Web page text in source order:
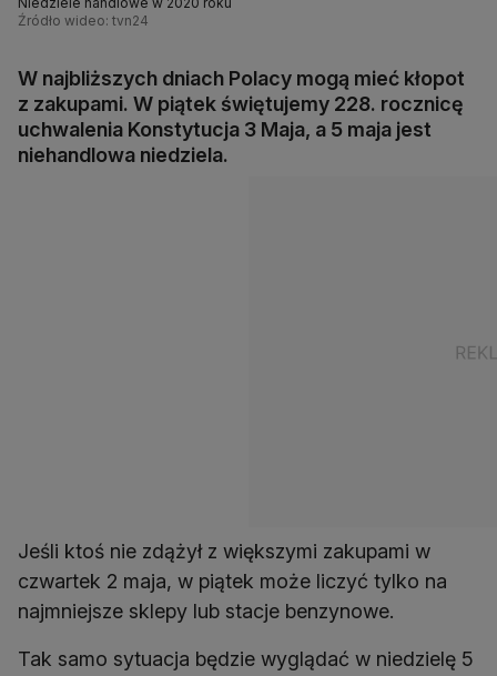
Źródło wideo: tvn24
W najbliższych dniach Polacy mogą mieć kłopot
z zakupami. W piątek świętujemy 228. rocznicę
uchwalenia Konstytucja 3 Maja, a 5 maja jest
niehandlowa niedziela.
Jeśli ktoś nie zdążył z większymi zakupami w
czwartek 2 maja, w piątek może liczyć tylko na
najmniejsze sklepy lub stacje benzynowe.
Tak samo sytuacja będzie wyglądać w niedzielę 5